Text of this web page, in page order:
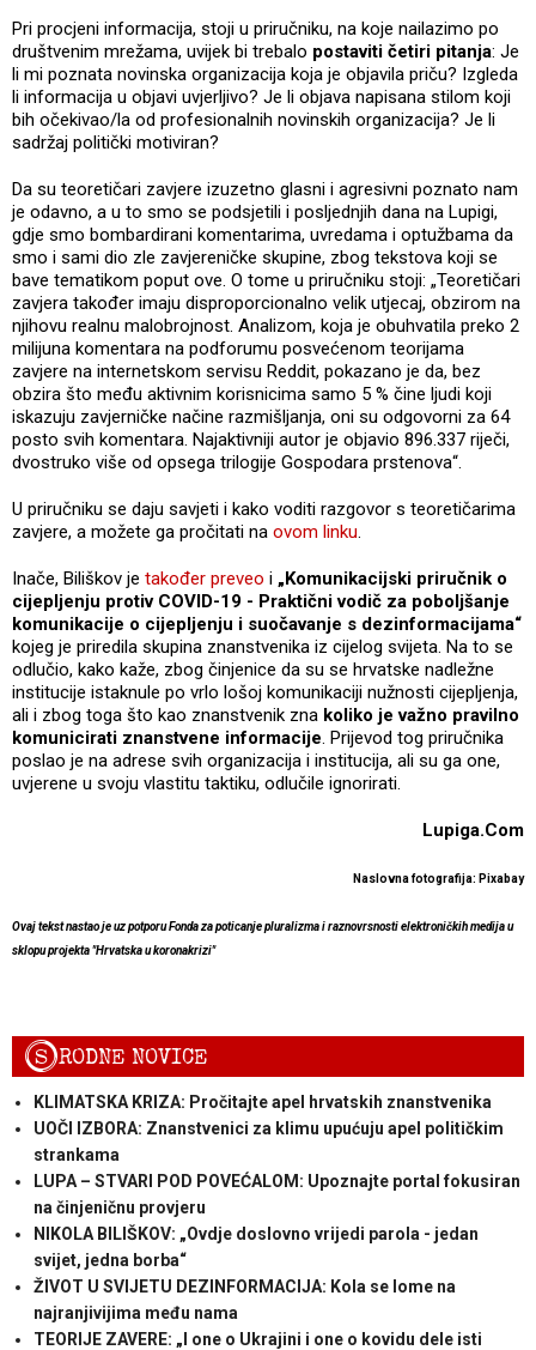
Pri procjeni informacija, stoji u priručniku, na koje nailazimo po
društvenim mrežama, uvijek bi trebalo postaviti četiri pitanja: Je
li mi poznata novinska organizacija koja je objavila priču? Izgleda
li informacija u objavi uvjerljivo? Je li objava napisana stilom koji
bih očekivao/la od profesionalnih novinskih organizacija? Je li
sadržaj politički motiviran?
Da su teoretičari zavjere izuzetno glasni i agresivni poznato nam
je odavno, a u to smo se podsjetili i posljednjih dana na Lupigi,
gdje smo bombardirani komentarima, uvredama i optužbama da
smo i sami dio zle zavjereničke skupine, zbog tekstova koji se
bave tematikom poput ove. O tome u priručniku stoji: „Teoretičari
zavjera također imaju disproporcionalno velik utjecaj, obzirom na
njihovu realnu malobrojnost. Analizom, koja je obuhvatila preko 2
milijuna komentara na podforumu posvećenom teorijama
zavjere na internetskom servisu Reddit, pokazano je da, bez
obzira što među aktivnim korisnicima samo 5 % čine ljudi koji
iskazuju zavjerničke načine razmišljanja, oni su odgovorni za 64
posto svih komentara. Najaktivniji autor je objavio 896.337 riječi,
dvostruko više od opsega trilogije Gospodara prstenova“.
U priručniku se daju savjeti i kako voditi razgovor s teoretičarima
zavjere, a možete ga pročitati na ovom linku.
Inače, Biliškov je također preveo i „Komunikacijski priručnik o
cijepljenju protiv COVID-19 - Praktični vodič za poboljšanje
komunikacije o cijepljenju i suočavanje s dezinformacijama“
kojeg je priredila skupina znanstvenika iz cijelog svijeta. Na to se
odlučio, kako kaže, zbog činjenice da su se hrvatske nadležne
institucije istaknule po vrlo lošoj komunikaciji nužnosti cijepljenja,
ali i zbog toga što kao znanstvenik zna koliko je važno pravilno
komunicirati znanstvene informacije. Prijevod tog priručnika
poslao je na adrese svih organizacija i institucija, ali su ga one,
uvjerene u svoju vlastitu taktiku, odlučile ignorirati.
Lupiga.Com
Naslovna fotografija: Pixabay
Ovaj tekst nastao je uz potporu Fonda za poticanje pluralizma i raznovrsnosti elektroničkih medija u
sklopu projekta "Hrvatska u koronakrizi"
SRODNE NOVICE
KLIMATSKA KRIZA: Pročitajte apel hrvatskih znanstvenika
UOČI IZBORA: Znanstvenici za klimu upućuju apel političkim
strankama
LUPA – STVARI POD POVEĆALOM: Upoznajte portal fokusiran
na činjeničnu provjeru
NIKOLA BILIŠKOV: „Ovdje doslovno vrijedi parola - jedan
svijet, jedna borba“
ŽIVOT U SVIJETU DEZINFORMACIJA: Kola se lome na
najranjivijima među nama
TEORIJE ZAVERE: „I one o Ukrajini i one o kovidu dele isti